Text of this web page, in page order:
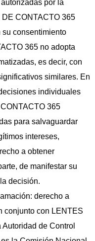
por la
CONTACTO 365
su consentimiento
365 no adopta
es decir, con
similares. En
individuales
365
para salvaguardar
intereses,
a obtener
de manifestar su
decisión.
derecho a
conjunto con LENTES
de Control